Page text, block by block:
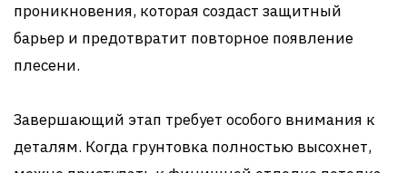
проникновения, которая создаст защитный
барьер и предотвратит повторное появление
плесени.
Завершающий этап требует особого внимания к
деталям. Когда грунтовка полностью высохнет,